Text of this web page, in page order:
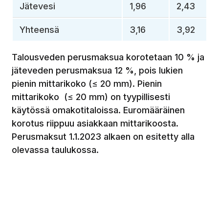
Jätevesi 1,96 2,43
Yhteensä 3,16 3,92
Talousveden perusmaksua korotetaan 10 % ja
jäteveden perusmaksua 12 %, pois lukien
pienin mittarikoko (≤ 20 mm). Pienin
mittarikoko (≤ 20 mm) on tyypillisesti
käytössä omakotitaloissa. Euromääräinen
korotus riippuu asiakkaan mittarikoosta.
Perusmaksut 1.1.2023 alkaen on esitetty alla
olevassa taulukossa.